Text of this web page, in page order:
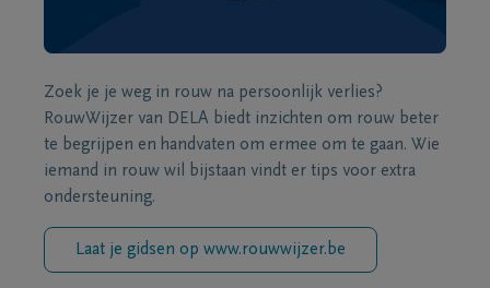
Zoek je je weg in rouw na persoonlijk verlies?
RouwWijzer van DELA biedt inzichten om rouw beter
te begrijpen en handvaten om ermee om te gaan. Wie
iemand in rouw wil bijstaan vindt er tips voor extra
ondersteuning.
Laat je gidsen op www.rouwwijzer.be